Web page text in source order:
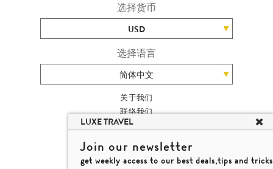
选择货币
USD
选择语言
简体中文
关于我们
联络我们
加入我们
高端旅游网站地图
杨廸深品味游
LUXE TRAVEL
Join our newsletter
get weekly access to our best deals,tips and tricks